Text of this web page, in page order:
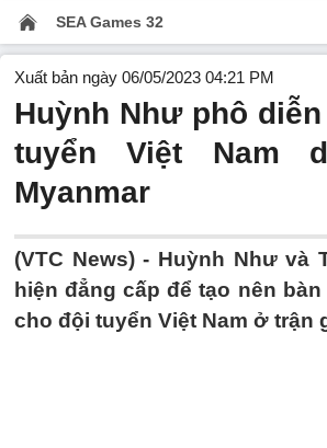
SEA Games 32
Xuất bản ngày 06/05/2023 04:21 PM
Huỳnh Như phô
tuyển Việt Nam
Myanmar
(VTC News) - Huỳnh Như và
hiện đẳng cấp để tạo nên
cho đội tuyển Việt Nam ở trận